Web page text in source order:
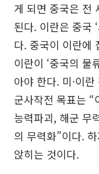
게 되면 중국은 전
된다. 이란은 중국
다. 중국이 이란에
이란이 ‘중국의 물
아야 한다. 미·이
군사작전 목표는 “
능력파괴, 해군 무
의 무력화”이다.
앉히는 것이다.